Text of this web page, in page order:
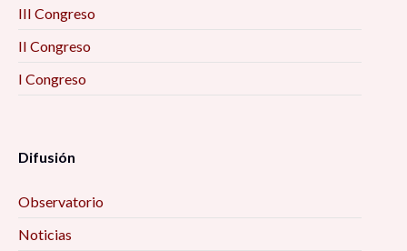
III Congreso
II Congreso
I Congreso
Difusión
Observatorio
Noticias